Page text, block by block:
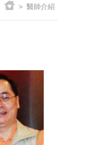
> 醫師介紹